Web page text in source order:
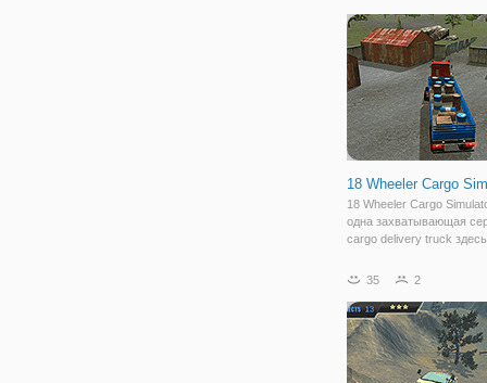
себя новый образ. По
формату и
18 Wheeler Cargo
18 Wheeler Cargo
одна захватывающая
cargo delivery truck
в эту игру? тогда
Погрузите свой грузовик
35 2